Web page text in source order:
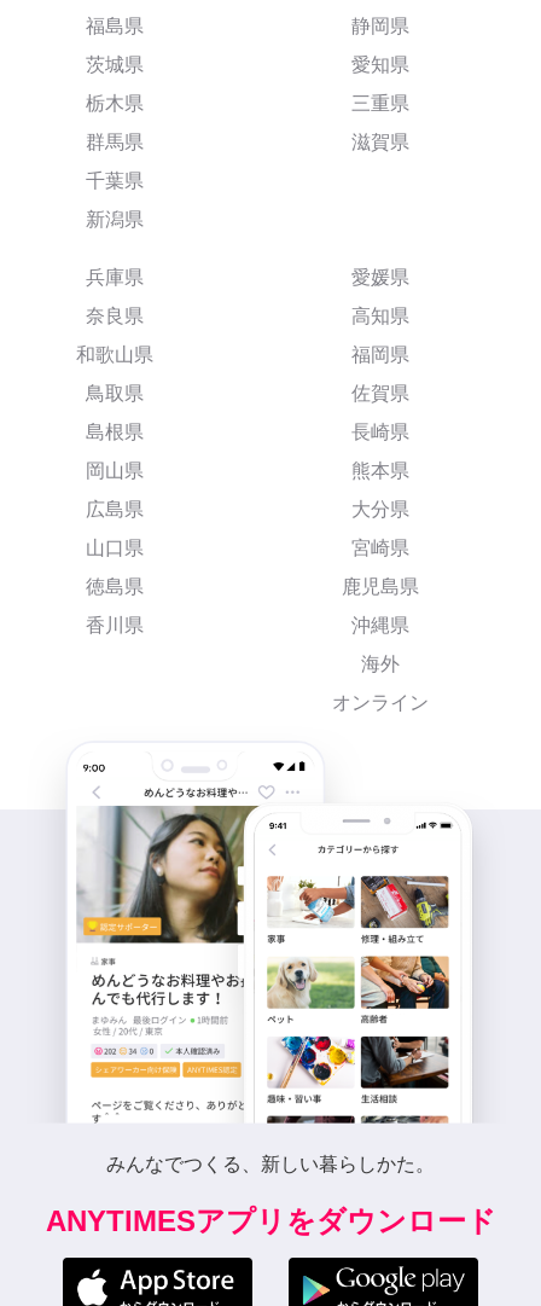
福島県
茨城県
栃木県
群馬県
千葉県
新潟県
静岡県
愛知県
三重県
滋賀県
兵庫県
奈良県
和歌山県
鳥取県
島根県
岡山県
広島県
山口県
徳島県
香川県
愛媛県
高知県
福岡県
佐賀県
長崎県
熊本県
大分県
宮崎県
鹿児島県
沖縄県
海外
オンライン
みんなでつくる、新しい暮らしかた。
ANYTIMESアプリをダウンロード